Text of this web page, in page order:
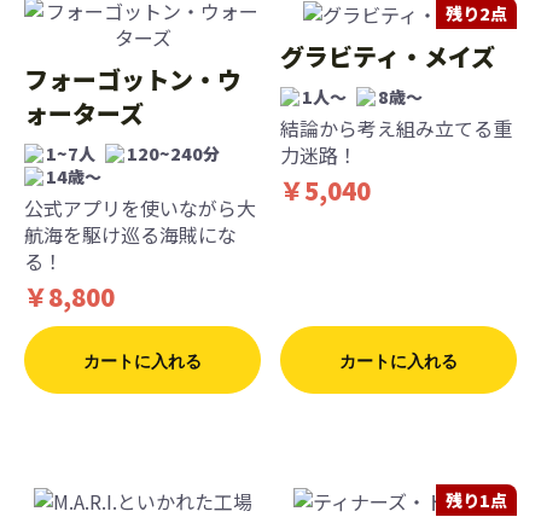
フォーゴットン・ウ
ォーターズ
1~7人
120~240分
14歳〜
公式アプリを使いながら大
航海を駆け巡る海賊にな
る！
￥8,800
カートに入れる
残り2点
グラビティ・メイズ
1人～ 8歳〜
結論から考え組み立てる重
力迷路！
￥5,040
カートに入れる
残り1点